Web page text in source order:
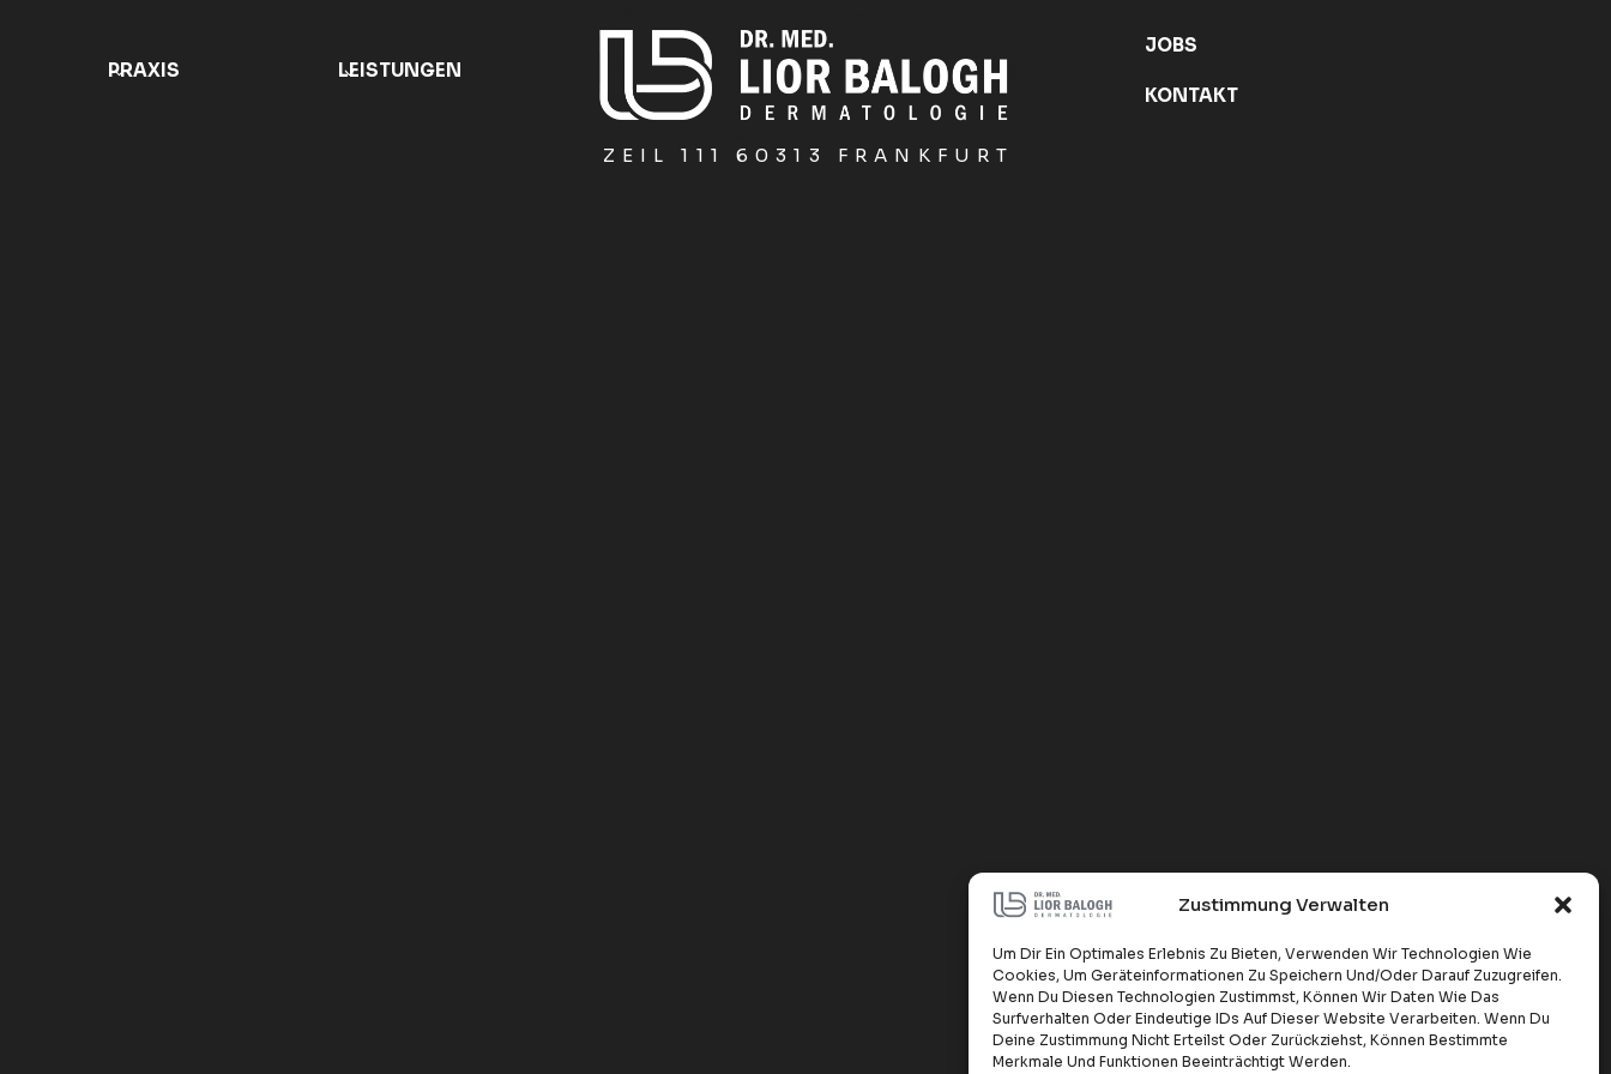
Zustimmung Verwalten
Um Dir Ein Optimales Erlebnis Zu Bieten, Verwenden Wir Technologien Wie
Cookies, Um Geräteinformationen Zu Speichern Und/oder Darauf Zuzugreifen.
Wenn Du Diesen Technologien Zustimmst, Können Wir Daten Wie Das
Surfverhalten Oder Eindeutige IDs Auf Dieser Website Verarbeiten. Wenn Du
Deine Zustimmung Nicht Erteilst Oder Zurückziehst, Können Bestimmte
Merkmale Und Funktionen Beeinträchtigt Werden.
PRAXIS LEISTUNGEN
JOBS
KONTAKT
ZEIL 111 60313 FRANKFURT